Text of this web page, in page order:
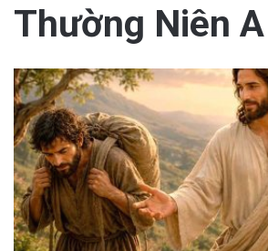
Thường Niên A